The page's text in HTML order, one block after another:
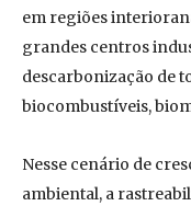
em regiões
grandes centros
descarbonização de
biocombustíveis,
Nesse cenário de
ambiental, a